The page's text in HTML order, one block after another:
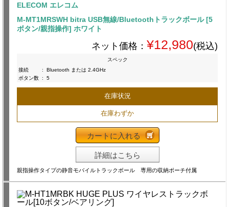
ELECOM エレコム
M-MT1MRSWH bitra USB無線/Bluetoothトラックボール [5
ボタン/親指操作] ホワイト
ネット価格： ¥12,980(税込)
スペック
接続
:
Bluetooth または 2.4GHz
ボタン数 : 5
在庫状況
在庫わずか
カートに入れる
詳細はこちら
親指操作タイプの静音モバイルトラックボール 専用の収納ポーチ付属